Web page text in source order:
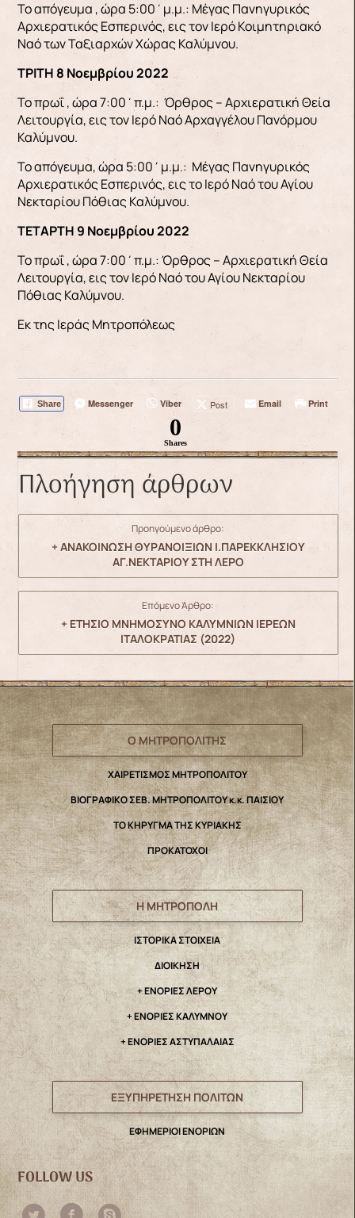
Το απόγευμα , ώρα 5:00΄μ.μ.: Μέγας Πανηγυρικός
Αρχιερατικός Εσπερινός, εις τον Ιερό Κοιμητηριακό
Ναό των Ταξιαρχών Χώρας Καλύμνου.
ΤΡΙΤΗ 8 Νοεμβρίου 2022
Το πρωΐ , ώρα 7:00΄π.μ.: Όρθρος – Αρχιερατική Θεία
Λειτουργία, εις τον Ιερό Ναό Αρχαγγέλου Πανόρμου
Καλύμνου.
Το απόγευμα, ώρα 5:00΄μ.μ.: Μέγας Πανηγυρικός
Αρχιερατικός Εσπερινός, εις το Ιερό Ναό του Αγίου
Νεκταρίου Πόθιας Καλύμνου.
ΤΕΤΑΡΤΗ 9 Νοεμβρίου 2022
Το πρωΐ , ώρα 7:00΄π.μ.: Όρθρος – Αρχιερατική Θεία
Λειτουργία, εις τον Ιερό Ναό του Αγίου Νεκταρίου
Πόθιας Καλύμνου.
Εκ της Ιεράς Μητροπόλεως
Share Messenger Viber Post Email Print
0
Shares
Πλοήγηση άρθρων
Προηγούμενο άρθρο:
+ ΑΝΑΚΟΙΝΩΣΗ ΘΥΡΑΝΟΙΞΙΩΝ Ι.ΠΑΡΕΚΚΛΗΣΙΟΥ
ΑΓ.ΝΕΚΤΑΡΙΟΥ ΣΤΗ ΛΕΡΟ
Επόμενο Άρθρο:
+ ΕΤΗΣΙΟ ΜΝΗΜΟΣΥΝΟ ΚΑΛΥΜΝΙΩΝ ΙΕΡΕΩΝ
ΙΤΑΛΟΚΡΑΤΙΑΣ (2022)
Ο ΜΗΤΡΟΠΟΛΙΤΗΣ
ΧΑΙΡΕΤΙΣΜΟΣ ΜΗΤΡΟΠΟΛΙΤΟΥ
ΒΙΟΓΡΑΦΙΚΟ ΣΕΒ. ΜΗΤΡΟΠΟΛΙΤΟΥ κ.κ. ΠΑΙΣΙΟΥ
ΤΟ ΚΗΡΥΓΜΑ ΤΗΣ ΚΥΡΙΑΚΗΣ
ΠΡΟΚΑΤΟΧΟΙ
Η ΜΗΤΡΟΠΟΛΗ
IΣΤΟΡΙΚΑ ΣΤΟΙΧΕΙΑ
ΔΙΟΙΚΗΣΗ
+ ΕΝΟΡΙΕΣ ΛΕΡΟΥ
+ ΕΝΟΡΙΕΣ ΚΑΛΥΜΝΟΥ
+ ΕΝΟΡΙΕΣ ΑΣΤΥΠΑΛΑΙΑΣ
ΕΞΥΠΗΡΕΤΗΣΗ ΠΟΛΙΤΩΝ
ΕΦΗΜΕΡΙΟΙ ΕΝΟΡΙΩΝ
FOLLOW US